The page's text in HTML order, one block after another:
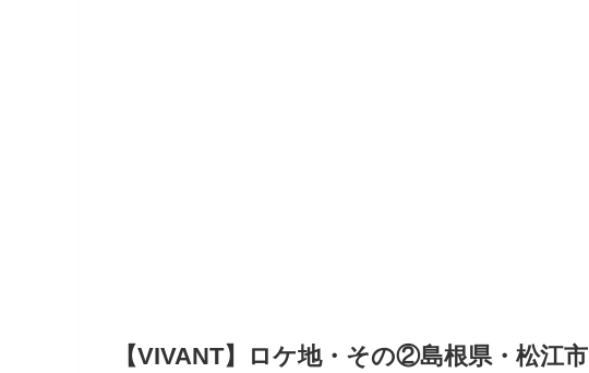
【VIVANT】ロケ地・その②島根県・松江市